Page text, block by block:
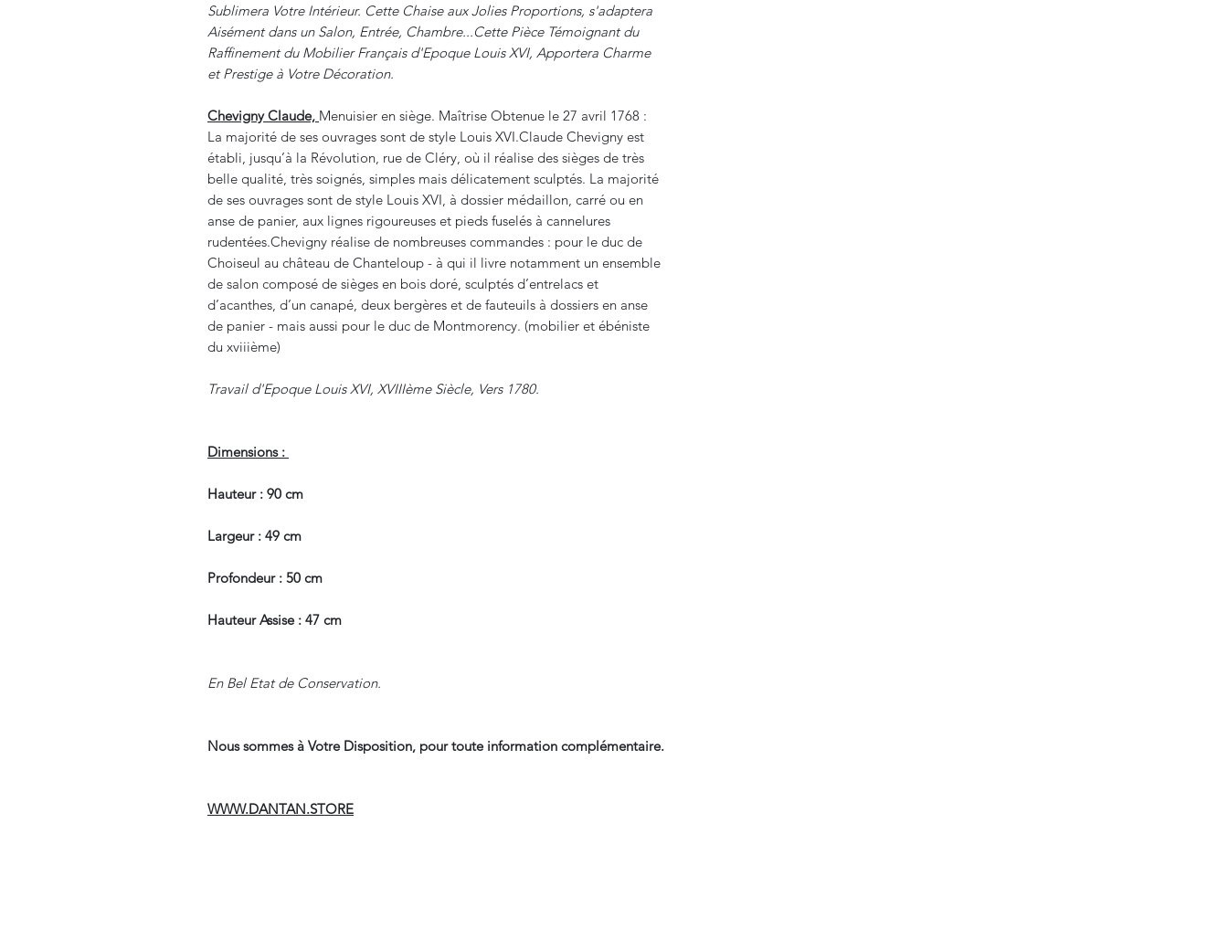
Sublimera Votre Intérieur. Cette Chaise aux Jolies Proportions, s'adaptera
Aisément dans un Salon, Entrée, Chambre...Cette Pièce Témoignant du
Raffinement du Mobilier Français d'Epoque Louis XVI, Apportera Charme
et Prestige à Votre Décoration.
Chevigny Claude, Menuisier en siège. Maîtrise Obtenue le 27 avril 1768 :
La majorité de ses ouvrages sont de style Louis XVI.Claude Chevigny est
établi, jusqu’à la Révolution, rue de Cléry, où il réalise des sièges de très
belle qualité, très soignés, simples mais délicatement sculptés. La majorité
de ses ouvrages sont de style Louis XVI, à dossier médaillon, carré ou en
anse de panier, aux lignes rigoureuses et pieds fuselés à cannelures
rudentées.Chevigny réalise de nombreuses commandes : pour le duc de
Choiseul au château de Chanteloup - à qui il livre notamment un ensemble
de salon composé de sièges en bois doré, sculptés d’entrelacs et
d’acanthes, d’un canapé, deux bergères et de fauteuils à dossiers en anse
de panier - mais aussi pour le duc de Montmorency. (mobilier et ébéniste
du xviiième)
Travail d'Epoque Louis XVI, XVIIIème Siècle, Vers 1780.
Dimensions :
Hauteur : 90 cm
Largeur : 49 cm
Profondeur : 50 cm
Hauteur Assise : 47 cm
En Bel Etat de Conservation.
Nous sommes à Votre Disposition, pour toute information complémentaire.
WWW.DANTAN.STORE